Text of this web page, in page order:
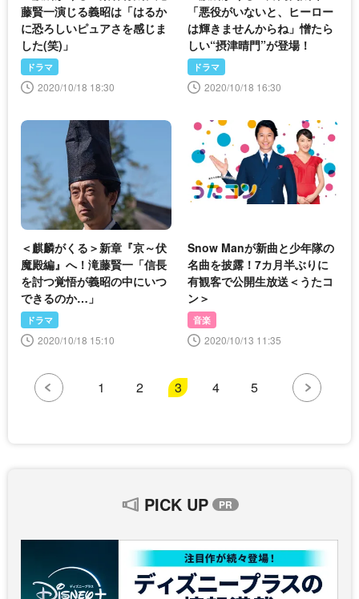
藤賢一演じる義昭は「はるか
に恐ろしいピュアさを感じま
した(笑)」
ドラマ
2020/10/18 18:30
「悪役がいないと、ヒーロー
は輝きませんからね」憎たら
しい“摂津晴門”が登場！
ドラマ
2020/10/18 16:30
＜麒麟がくる＞新章『京～伏
魔殿編』へ！滝藤賢一「信長
を討つ覚悟が義昭の中にいつ
できるのか…」
ドラマ
2020/10/18 15:10
Snow Manが新曲と少年隊の
名曲を披露！7カ月半ぶりに
有観客で公開生放送＜うたコ
ン＞
音楽
2020/10/13 11:35
1 2 3 4 5
PICK UP